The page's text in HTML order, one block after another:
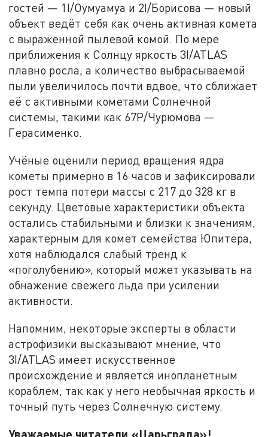
гостей — 1I/Оумуамуа и 2I/Борисова — новый
объект ведёт себя как очень активная комета
с выраженной пылевой комой. По мере
приближения к Солнцу яркость 3I/ATLAS
плавно росла, а количество выбрасываемой
пыли увеличилось почти вдвое, что сближает
её с активными кометами Солнечной
системы, такими как 67P/Чурюмова —
Герасименко.
Учёные оценили период вращения ядра
кометы примерно в 16 часов и зафиксировали
рост темпа потери массы с 217 до 328 кг в
секунду. Цветовые характеристики объекта
остались стабильными и близки к значениям,
характерным для комет семейства Юпитера,
хотя наблюдался слабый тренд к
«поголубению», который может указывать на
обнажение свежего льда при усилении
активности.
Напомним, некоторые эксперты в области
астрофизики высказывают мнение, что
3I/ATLAS имеет искусственное
происхождение и является инопланетным
кораблем, так как у него необычная яркость и
точный путь через Солнечную систему.
Уважаемые читатели «Царьграда»!